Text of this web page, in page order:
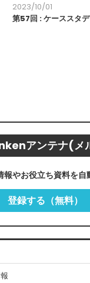
2023/10/01
第57回 : ケーススタ
アンテナ(メ
報やお役立ち資料を自
登録する（無料）